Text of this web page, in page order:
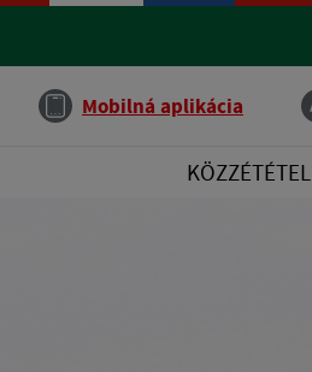
Mobilná aplikácia
KÖZZÉTÉTEL